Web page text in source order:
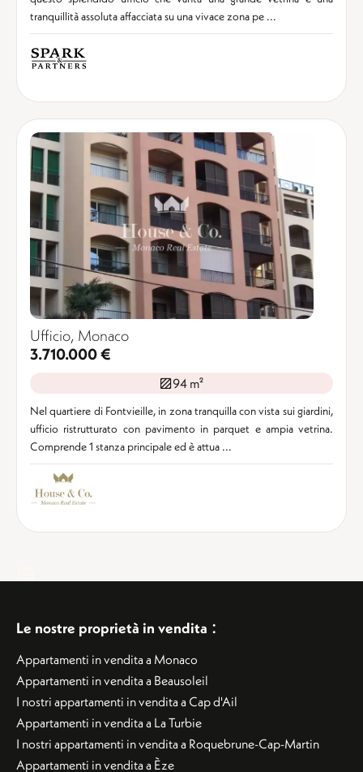
tranquillità assoluta affacciata su una vivace zona pe ...
Ufficio, Monaco
3.710.000 €
94 m²
Nel quartiere di Fontvieille, in zona tranquilla con vista sui giardini,
ufficio ristrutturato con pavimento in parquet e ampia vetrina.
Comprende 1 stanza principale ed è attua ...
Le nostre proprietà in vendita :
Appartamenti in vendita a Monaco
Appartamenti in vendita a Beausoleil
I nostri appartamenti in vendita a Cap d'Ail
Appartamenti in vendita a La Turbie
I nostri appartamenti in vendita a Roquebrune-Cap-Martin
Appartamenti in vendita a Èze